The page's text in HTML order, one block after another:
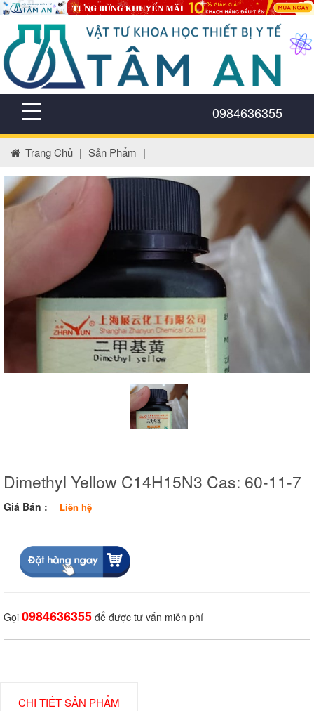
0984636355
Trang Chủ | Sản Phẩm |
Dimethyl Yellow C14H15N3 Cas: 60-11-7
Giá Bán : Liên hệ
Gọi 0984636355 để được tư vấn miễn phí
CHI TIẾT SẢN PHẨM